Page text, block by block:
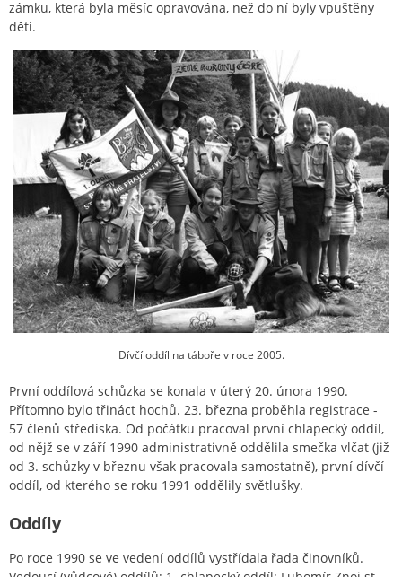
zámku, která byla měsíc opravována, než do ní byly vpuštěny
děti.
Dívčí oddíl na táboře v roce 2005.
První oddílová schůzka se konala v úterý 20. února 1990.
Přítomno bylo třináct hochů. 23. března proběhla registrace -
57 členů střediska. Od počátku pracoval první chlapecký oddíl,
od nějž se v září 1990 administrativně oddělila smečka vlčat (již
od 3. schůzky v březnu však pracovala samostatně), první dívčí
oddíl, od kterého se roku 1991 oddělily světlušky.
Oddíly
Po roce 1990 se ve vedení oddílů vystřídala řada činovníků.